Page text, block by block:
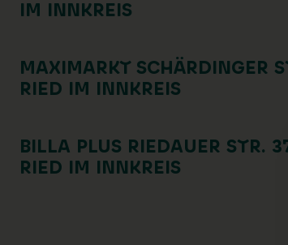
IM INNKREIS
MAXIMARKT SCHÄRDINGER
RIED IM INNKREIS
BILLA PLUS RIEDAUER STR.
RIED IM INNKREIS